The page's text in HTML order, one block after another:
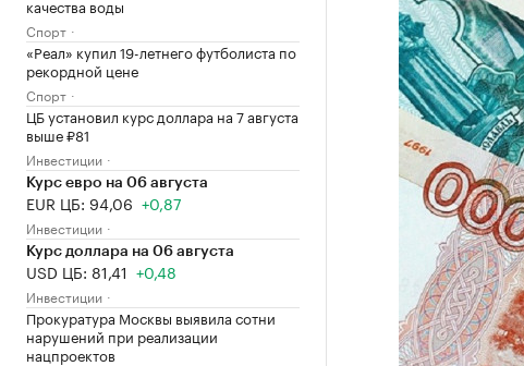
качества воды
Спорт
«Реал» купил 19-летнего футболиста по
рекордной цене
Спорт
ЦБ установил курс доллара на 7 августа
выше ₽81
Инвестиции
Курс евро на 06 августа
EUR ЦБ: 94,06 +0,87
Инвестиции
Курс доллара на 06 августа
USD ЦБ: 81,41 +0,48
Инвестиции
Прокуратура Москвы выявила сотни
нарушений при реализации
нацпроектов